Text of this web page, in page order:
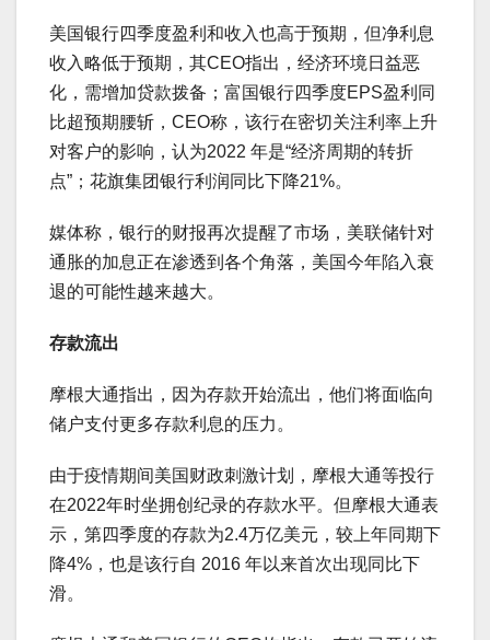
美国银行四季度盈利和收入也高于预期，但净利息
收入略低于预期，其CEO指出，经济环境日益恶
化，需增加贷款拨备；富国银行四季度EPS盈利同
比超预期腰斩，CEO称，该行在密切关注利率上升
对客户的影响，认为2022 年是“经济周期的转折
点”；花旗集团银行利润同比下降21%。
媒体称，银行的财报再次提醒了市场，美联储针对
通胀的加息正在渗透到各个角落，美国今年陷入衰
退的可能性越来越大。
存款流出
摩根大通指出，因为存款开始流出，他们将面临向
储户支付更多存款利息的压力。
由于疫情期间美国财政刺激计划，摩根大通等投行
在2022年时坐拥创纪录的存款水平。但摩根大通表
示，第四季度的存款为2.4万亿美元，较上年同期下
降4%，也是该行自 2016 年以来首次出现同比下
滑。